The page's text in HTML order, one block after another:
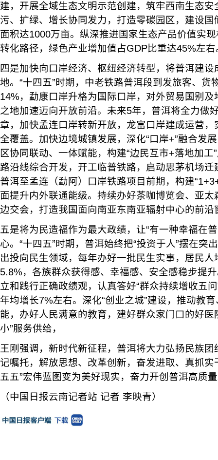
建，开展全域生态文明示范创建，筑牢西南生态
污、扩绿、增长协同发力，打造零碳园区，建设
面积达1000万亩。纵深推进国家生态产品价值实现
转化路径，绿色产业增加值占GDP比重达45%左右
四是加快向口岸经济、枢纽经济转型，将普洱建
地。“十四五”时期，中老铁路普洱段到发旅客、货
14%，勐康口岸升格为国际口岸，对外贸易国别
之地加速迈向开放前沿。未来5年，普洱将全力做
章，加快孟连口岸转新开放，龙富口岸建成运营
全覆盖。加快边境城镇发展，深化“口岸+”融合发
区协同联动、一体赋能，构建“边民互市+落地加工
路沿线综合开发，开工临普铁路，启动思茅机场
普洱至孟连（勐阿）口岸铁路项目前期，构建
面提升内外联通能级。持续办好茶咖博览会、亚
边交会，打造我国面向南亚东南亚辐射中心的前沿
五是将为民造福作为最大政绩，让“有一种幸福在
心。“十四五”时期，普洱始终把“投资于人”摆在突
出投向民生领域，每年办好一批民生实事，居民
5.8%，各族群众获得感、幸福感、安全感稳步提
立和践行正确政绩观，认真答好“群众持续增收五
年均增长7%左右。深化“创业之城”建设，推动教
能，办好人民满意的教育，建好群众家门口的好医
小”服务供给，
王刚强调，新时代新征程，普洱将大力弘扬民族
记嘱托，解放思想、改革创新，奋发进取、真抓实
五五”宏伟蓝图变为美好现实，奋力开创普洱高质
（中国日报云南记者站 记者 李映青）